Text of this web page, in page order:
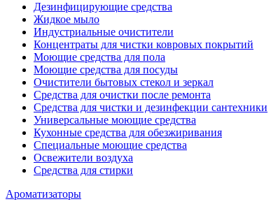
Дезинфицирующие средства
Жидкое мыло
Индустриальные очистители
Концентраты для чистки ковровых покрытий
Моющие средства для пола
Моющие средства для посуды
Очистители бытовых стекол и зеркал
Средства для очистки после ремонта
Средства для чистки и дезинфекции сантехники
Универсальные моющие средства
Кухонные средства для обезжиривания
Специальные моющие средства
Освежители воздуха
Средства для стирки
Ароматизаторы